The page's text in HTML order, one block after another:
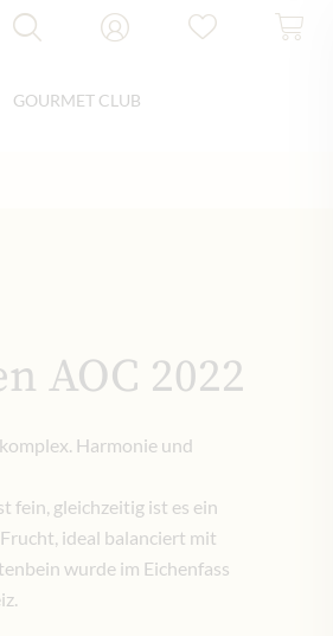
GOURMET CLUB
AOC 2022
Harmonie und
fein, gleichzeitig ist es ein
ideal balanciert mit
wurde im Eichenfass